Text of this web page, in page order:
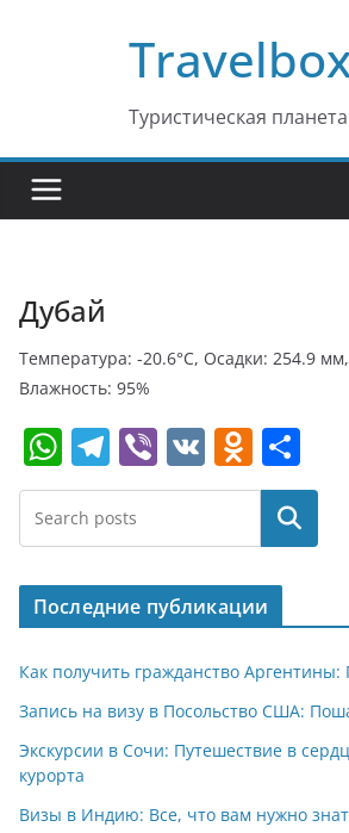
Туристическая планета
Дубай
Температура: -20.6°C, Осадки: 254.9
Влажность: 95%
W
h
at
s
A
p
p
T
el
e
gr
a
m
Vi
b
V
K
O
d
o
kl
a
ss
ni
ki
т
п
р
в
и
т
ь
Поиск
Последние публикации
Как получить гражданство Аргентины:
Запись на визу в Посольство США:
Экскурсии в Сочи: Путешествие в
курорта
Визы в Индию: Все, что вам нужно